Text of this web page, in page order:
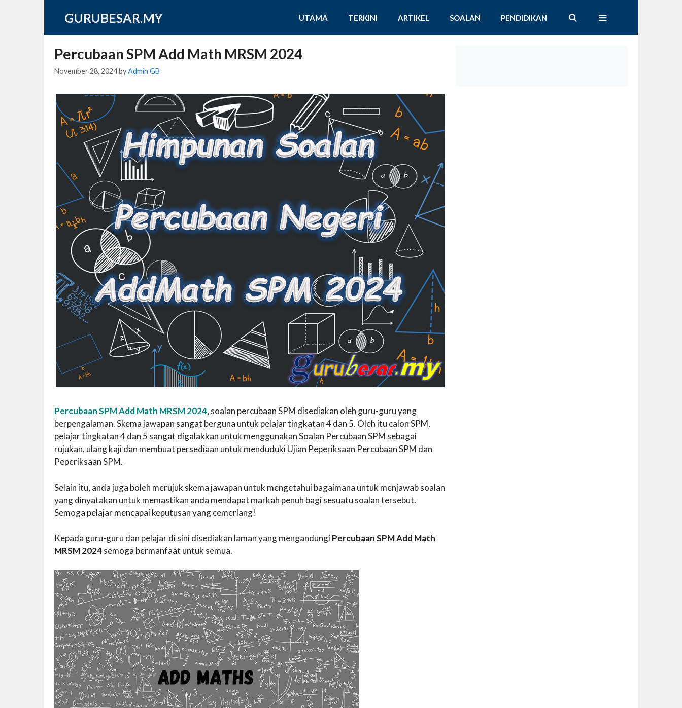
GURUBESAR.MY UTAMA TERKINI ARTIKEL SOALAN PENDIDIKAN
Percubaan SPM Add Math MRSM 2024
November 28, 2024byAdmin GB
Percubaan SPM Add Math MRSM 2024, soalan percubaan SPM disediakan oleh guru-guru yang
berpengalaman. Skema jawapan sangat berguna untuk pelajar tingkatan 4 dan 5. Oleh itu calon SPM,
pelajar tingkatan 4 dan 5 sangat digalakkan untuk menggunakan Soalan Percubaan SPM sebagai
rujukan, ulang kaji dan membuat persediaan untuk menduduki Ujian Peperiksaan Percubaan SPM dan
Peperiksaan SPM.
Selain itu, anda juga boleh merujuk skema jawapan untuk mengetahui bagaimana untuk menjawab soalan
yang dinyatakan untuk memastikan anda mendapat markah penuh bagi sesuatu soalan tersebut.
Semoga pelajar mencapai keputusan yang cemerlang!
Kepada guru-guru dan pelajar di sini disediakan laman yang mengandungiPercubaan SPM Add Math
MRSM 2024semoga bermanfaat untuk semua.